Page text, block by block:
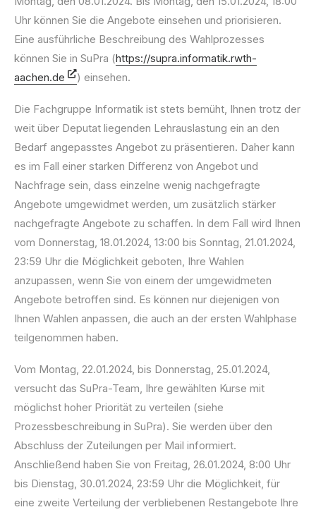
Uhr können Sie die Angebote einsehen und priorisieren.
Eine ausführliche Beschreibung des Wahlprozesses
können Sie in SuPra (https://supra.informatik.rwth-
aachen.de
) einsehen.
Die Fachgruppe Informatik ist stets bemüht, Ihnen trotz der
weit über Deputat liegenden Lehrauslastung ein an den
Bedarf angepasstes Angebot zu präsentieren. Daher kann
es im Fall einer starken Differenz von Angebot und
Nachfrage sein, dass einzelne wenig nachgefragte
Angebote umgewidmet werden, um zusätzlich stärker
nachgefragte Angebote zu schaffen. In dem Fall wird Ihnen
vom Donnerstag, 18.01.2024, 13:00 bis Sonntag, 21.01.2024,
23:59 Uhr die Möglichkeit geboten, Ihre Wahlen
anzupassen, wenn Sie von einem der umgewidmeten
Angebote betroffen sind. Es können nur diejenigen von
Ihnen Wahlen anpassen, die auch an der ersten Wahlphase
teilgenommen haben.
Vom Montag, 22.01.2024, bis Donnerstag, 25.01.2024,
versucht das SuPra-Team, Ihre gewählten Kurse mit
möglichst hoher Priorität zu verteilen (siehe
Prozessbeschreibung in SuPra). Sie werden über den
Abschluss der Zuteilungen per Mail informiert.
Anschließend haben Sie von Freitag, 26.01.2024, 8:00 Uhr
bis Dienstag, 30.01.2024, 23:59 Uhr die Möglichkeit, für
eine zweite Verteilung der verbliebenen Restangebote Ihre